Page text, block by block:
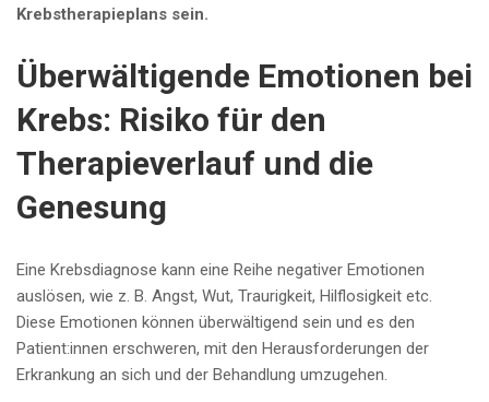
Krebstherapieplans sein.
Überwältigende Emotionen bei
Krebs: Risiko für den
Therapieverlauf und die
Genesung
Eine Krebsdiagnose kann eine Reihe negativer Emotionen
auslösen, wie z. B. Angst, Wut, Traurigkeit, Hilflosigkeit etc.
Diese Emotionen können überwältigend sein und es den
Patient:innen erschweren, mit den Herausforderungen der
Erkrankung an sich und der Behandlung umzugehen.